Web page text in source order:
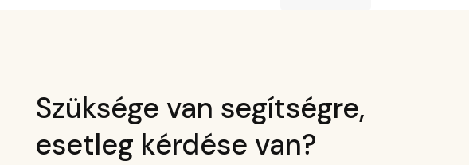
Szüksége van segítségre,
esetleg kérdése van?